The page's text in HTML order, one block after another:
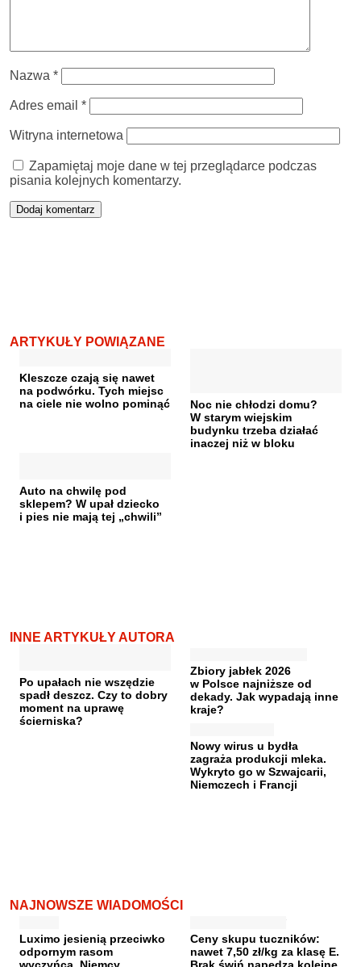
Nazwa *
Adres email *
Witryna internetowa
Zapamiętaj moje dane w tej przeglądarce podczas
pisania kolejnych komentarzy.
ARTYKUŁY POWIĄZANE
Kleszcze czają się nawet
na podwórku. Tych miejsc
na ciele nie wolno pominąć
Noc nie chłodzi domu?
W starym wiejskim
budynku trzeba działać
inaczej niż w bloku
Auto na chwilę pod
sklepem? W upał dziecko
i pies nie mają tej „chwili”
INNE ARTYKUŁY AUTORA
Po upałach nie wszędzie
spadł deszcz. Czy to dobry
moment na uprawę
ścierniska?
Zbiory jabłek 2026
w Polsce najniższe od
dekady. Jak wypadają inne
kraje?
Nowy wirus u bydła
zagraża produkcji mleka.
Wykryto go w Szwajcarii,
Niemczech i Francji
NAJNOWSZE WIADOMOŚCI
Luximo jesienią przeciwko
odpornym rasom
Ceny skupu tuczników:
nawet 7,50 zł/kg za klasę E.